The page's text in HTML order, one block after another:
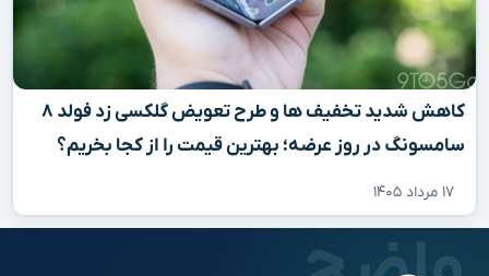
کاهش شدید تخفیف‌ ها و طرح تعویض گلکسی زد فولد ۸
سامسونگ در روز عرضه؛ بهترین قیمت را از کجا بخریم؟
۱۷ مرداد ۱۴۰۵